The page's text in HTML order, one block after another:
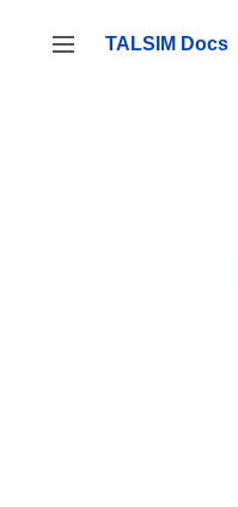
springen
Seitenleiste umschalten
TALSIM Docs